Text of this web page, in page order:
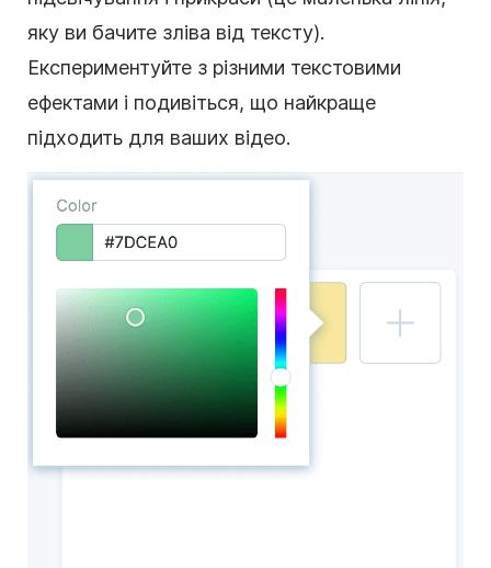
яку ви бачите зліва від тексту).
Експериментуйте з різними текстовими
ефектами і подивіться, що найкраще
підходить для ваших відео.